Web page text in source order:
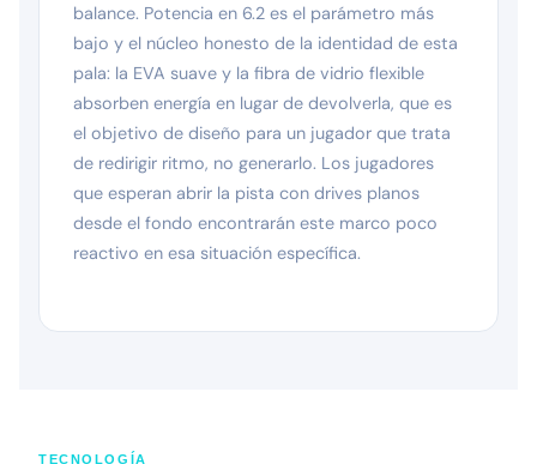
balance. Potencia en 6.2 es el parámetro más
bajo y el núcleo honesto de la identidad de esta
pala: la EVA suave y la fibra de vidrio flexible
absorben energía en lugar de devolverla, que es
el objetivo de diseño para un jugador que trata
de redirigir ritmo, no generarlo. Los jugadores
que esperan abrir la pista con drives planos
desde el fondo encontrarán este marco poco
reactivo en esa situación específica.
TECNOLOGÍA